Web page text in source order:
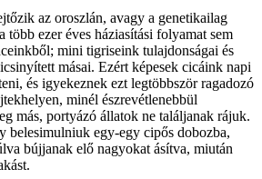
az oroszlán, avagy a genetikailag
több ezer éves háziasítási folyamat sem
mini tigriseink tulajdonságai és
másai. Ezért képesek cicáink napi
és igyekeznek ezt legtöbbször ragadozó
minél észrevétlenebbül
más, portyázó állatok ne találjanak rájuk.
belesimulniuk egy-egy cipős dobozba,
bújjanak elő nagyokat ásítva, miután